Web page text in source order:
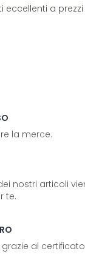
eccellenti a
la merce.
nostri articoli
te.
al certificato